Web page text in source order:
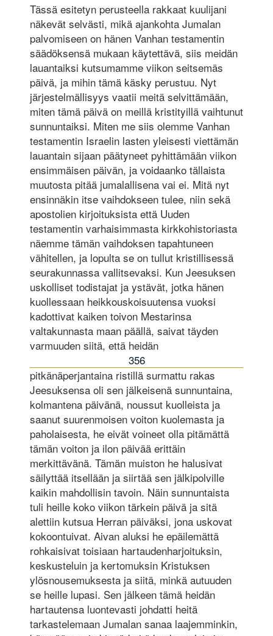
Tässä esitetyn perusteella rakkaat kuulijani
näkevät selvästi, mikä ajankohta Jumalan
palvomiseen on hänen Vanhan testamentin
säädöksensä mukaan käytettävä, siis meidän
lauantaiksi kutsumamme viikon seitsemäs
päivä, ja mihin tämä käsky perustuu. Nyt
järjestelmällisyys vaatii meitä selvittämään,
miten tämä päivä on meillä kristityillä vaihtunut
sunnuntaiksi. Miten me siis olemme Vanhan
testamentin Israelin lasten yleisesti viettämän
lauantain sijaan päätyneet pyhittämään viikon
ensimmäisen päivän, ja voidaanko tällaista
muutosta pitää jumalallisena vai ei. Mitä nyt
ensinnäkin itse vaihdokseen tulee, niin sekä
apostolien kirjoituksista että Uuden
testamentin varhaisimmasta kirkkohistoriasta
näemme tämän vaihdoksen tapahtuneen
vähitellen, ja lopulta se on tullut kristillisessä
seurakunnassa vallitsevaksi. Kun Jeesuksen
uskolliset todistajat ja ystävät, jotka hänen
kuollessaan heikkouskoisuutensa vuoksi
kadottivat kaiken toivon Mestarinsa
valtakunnasta maan päällä, saivat täyden
varmuuden siitä, että heidän
356
pitkänäperjantaina ristillä surmattu rakas
Jeesuksensa oli sen jälkeisenä sunnuntaina,
kolmantena päivänä, noussut kuolleista ja
saanut suurenmoisen voiton kuolemasta ja
paholaisesta, he eivät voineet olla pitämättä
tämän voiton ja ilon päivää erittäin
merkittävänä. Tämän muiston he halusivat
säilyttää itsellään ja siirtää sen jälkipolville
kaikin mahdollisin tavoin. Näin sunnuntaista
tuli heille koko viikon tärkein päivä ja sitä
alettiin kutsua Herran päiväksi, jona uskovat
kokoontuivat. Aivan aluksi he epäilemättä
rohkaisivat toisiaan hartaudenharjoituksin,
keskusteluin ja kertomuksin Kristuksen
ylösnousemuksesta ja siitä, minkä autuuden
se heille lupasi. Sen jälkeen tämä heidän
hartautensa luontevasti johdatti heitä
tarkastelemaan Jumalan sanaa laajemminkin,